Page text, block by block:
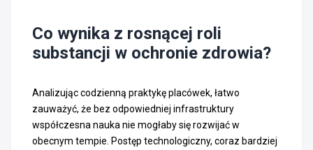
Co wynika z rosnącej roli
substancji w ochronie zdrowia?
Analizując codzienną praktykę placówek, łatwo
zauważyć, że bez odpowiedniej infrastruktury
współczesna nauka nie mogłaby się rozwijać w
obecnym tempie. Postęp technologiczny, coraz bardziej